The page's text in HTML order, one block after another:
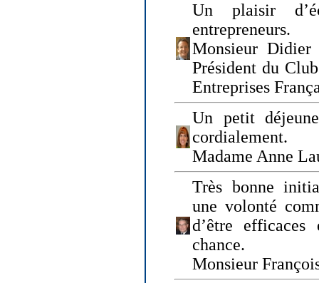
Un plaisir
entrepreneurs.
Monsieur
Président du
Entreprises
Un petit
cordialement.
Madame Anne
Très bonne
une volonté
d’être
chance.
Monsieur